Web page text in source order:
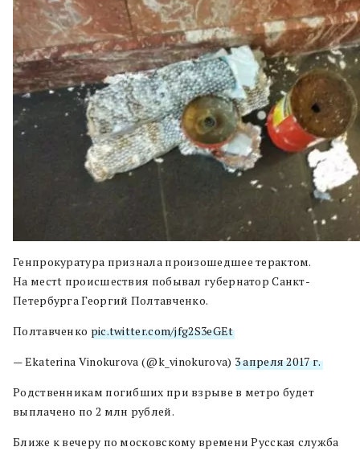
Генпрокуратура признала произошедшее терактом.
На местt происшествия побывал губернатор Санкт-
Петербурга Георгий Полтавченко.
Полтавченко pic.twitter.com/jfg2S3eGEt
— Ekaterina Vinokurova (@k_vinokurova) 3 апреля 2017 г.
Родственникам погибших при взрыве в метро будет
выплачено по 2 млн рублей.
Ближе к вечеру по московскому времени Русская служба